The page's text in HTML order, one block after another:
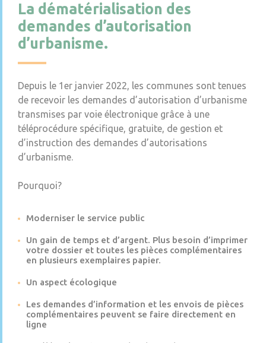
La dématérialisation des
demandes d’autorisation
d’urbanisme.
Depuis le 1er janvier 2022, les communes sont tenues
de recevoir les demandes d’autorisation d’urbanisme
transmises par voie électronique grâce à une
téléprocédure spécifique, gratuite, de gestion et
d’instruction des demandes d’autorisations
d’urbanisme.
Pourquoi?
Moderniser le service public
Un gain de temps et d’argent. Plus besoin d’imprimer
votre dossier et toutes les pièces complémentaires
en plusieurs exemplaires papier.
Un aspect écologique
Les demandes d’information et les envois de pièces
complémentaires peuvent se faire directement en
ligne